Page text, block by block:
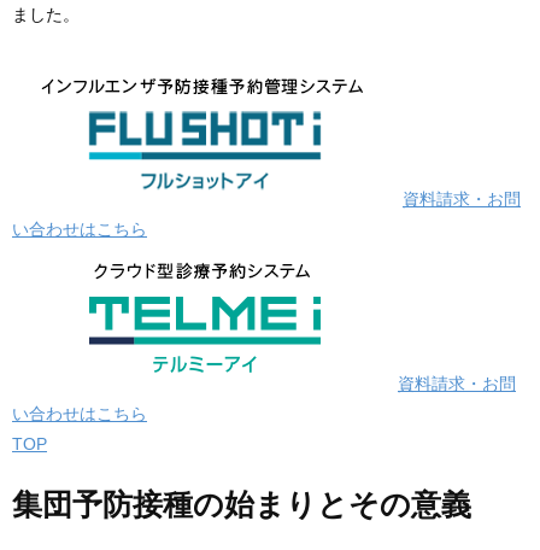
ました。
資料請求・お問
い合わせはこちら
資料請求・お問
い合わせはこちら
TOP
集団予防接種の始まりとその意義